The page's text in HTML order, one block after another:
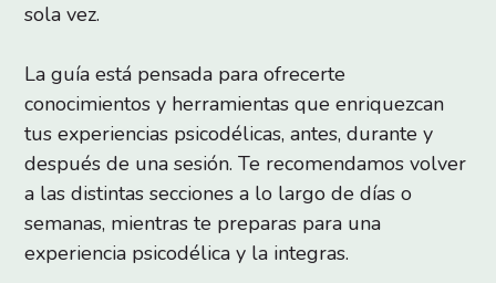
sola vez.
La guía está pensada para ofrecerte
conocimientos y herramientas que enriquezcan
tus experiencias psicodélicas, antes, durante y
después de una sesión. Te recomendamos volver
a las distintas secciones a lo largo de días o
semanas, mientras te preparas para una
experiencia psicodélica y la integras.